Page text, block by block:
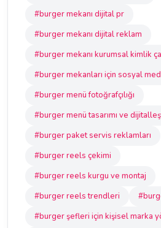
#burger mekanı dijital pr
#burger mekanı dijital reklam
#burger mekanı kurumsal kimlik
#burger mekanları için sosyal
#burger menü fotoğrafçılığı
#burger menü tasarımı ve
#burger paket servis reklamları
#burger reels çekimi
#burger reels kurgu ve montaj
#burger reels trendleri
#burger şefleri için kişisel marka